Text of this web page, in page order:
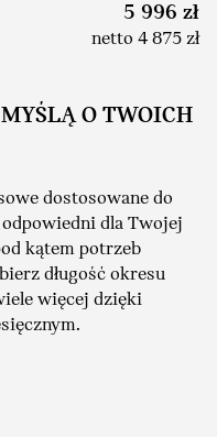
5 996 zł
netto 4 875 zł
O TWOICH
dostosowane do
dla Twojej
kątem potrzeb
długość okresu
więcej dzięki